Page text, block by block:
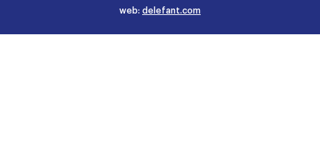
web: delefant.com